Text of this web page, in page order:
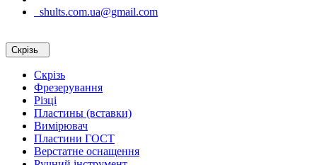
shults.com.ua@gmail.com
Скрізь
Скрізь
Фрезерування
Різці
Пластины (вставки)
Вимірювач
Пластини ГОСТ
Верстатне оснащення